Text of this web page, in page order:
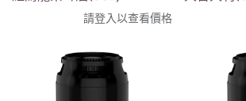
請登入以查看價格